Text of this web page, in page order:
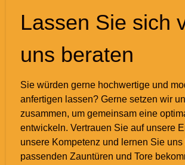
Lassen Sie sich
uns beraten
Sie würden gerne hochwertige und
anfertigen lassen? Gerne setzen wir
zusammen, um gemeinsam eine
entwickeln. Vertrauen Sie auf unsere
unsere Kompetenz und lernen Sie
passenden Zauntüren und Tore